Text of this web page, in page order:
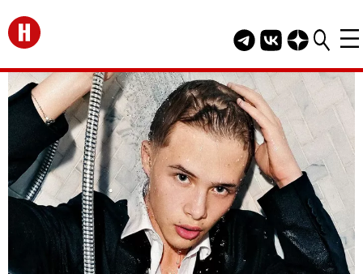
Перейти на главную
Telegram канал
Группа HELLO
Канал